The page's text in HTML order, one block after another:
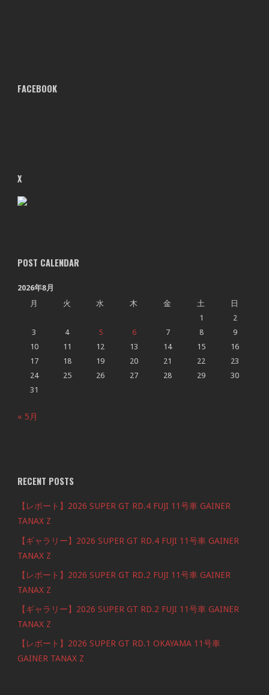
FACEBOOK
X
POST CALENDAR
2026年8月
月
火 水 木 金 土
日
1
2
3
4 5 6 7 8
9
10
11 12 13 14 15
16
17
18 19 20 21 22
23
24
25 26 27 28 29
30
31
« 5月
RECENT POSTS
【レポート】2026 SUPER GT RD.4 FUJI 11号車 GAINER
TANAX Z
【ギャラリー】2026 SUPER GT RD.4 FUJI 11号車 GAINER
TANAX Z
【レポート】2026 SUPER GT RD.2 FUJI 11号車 GAINER
TANAX Z
【ギャラリー】2026 SUPER GT RD.2 FUJI 11号車 GAINER
TANAX Z
【レポート】2026 SUPER GT RD.1 OKAYAMA 11号車
GAINER TANAX Z